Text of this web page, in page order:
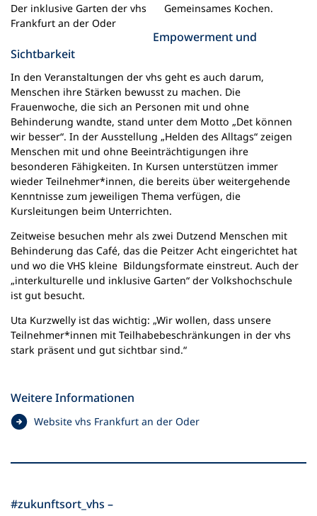
Gemeinsames Kochen.
Der inklusive Garten der vhs
Frankfurt an der Oder
Empowerment und
Sichtbarkeit
In den Veranstaltungen der vhs geht es auch darum,
Menschen ihre Stärken bewusst zu machen. Die
Frauenwoche, die sich an Personen mit und ohne
Behinderung wandte, stand unter dem Motto „Det können
wir besser“. In der Ausstellung „Helden des Alltags“ zeigen
Menschen mit und ohne Beeinträchtigungen ihre
besonderen Fähigkeiten. In Kursen unterstützen immer
wieder Teilnehmer*innen, die bereits über weitergehende
Kenntnisse zum jeweiligen Thema verfügen, die
Kursleitungen beim Unterrichten.
Zeitweise besuchen mehr als zwei Dutzend Menschen mit
Behinderung das Café, das die Peitzer Acht eingerichtet hat
und wo die VHS kleine Bildungsformate einstreut. Auch der
„interkulturelle und inklusive Garten“ der Volkshochschule
ist gut besucht.
Uta Kurzwelly ist das wichtig: „Wir wollen, dass unsere
Teilnehmer*innen mit Teilhabebeschränkungen in der vhs
stark präsent und gut sichtbar sind.“
Weitere Informationen
Website vhs Frankfurt an der Oder
#zukunftsort_vhs –